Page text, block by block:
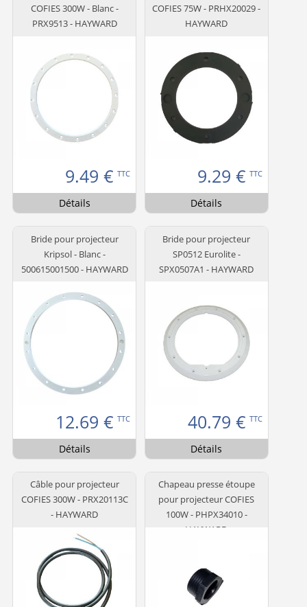
COFIES 300W - Blanc -
PRX9513 - HAYWARD
9.49 € TTC
Détails
COFIES 75W - PRHX20029 -
HAYWARD
9.29 € TTC
Détails
Bride pour projecteur
Kripsol - Blanc -
500615001500 - HAYWARD
12.69 € TTC
Détails
Bride pour projecteur
SP0512 Eurolite -
SPX0507A1 - HAYWARD
40.79 € TTC
Détails
Câble pour projecteur
COFIES 300W - PRX20113C
- HAYWARD
Chapeau presse étoupe
pour projecteur COFIES
100W - PHPX34010 -
HAYWARD